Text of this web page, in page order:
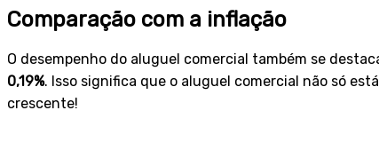
Comparação com a inflação
O desempenho do aluguel comercial também se
0,19%. Isso significa que o aluguel comercial não só
crescente!